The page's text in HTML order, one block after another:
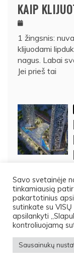
KAIP
1 žingsnis:
klijuodami
nagus. Labai
Jei prieš tai
Savo svetainėje
tinkamiausią
pakartotinius
sutinkate su
apsilankyti
kontroliuojamą
Sausainukų